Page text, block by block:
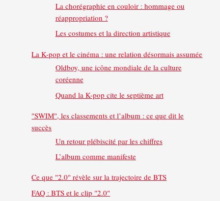
La chorégraphie en couloir : hommage ou
réappropriation ?
Les costumes et la direction artistique
La K-pop et le cinéma : une relation désormais assumée
Oldboy, une icône mondiale de la culture
coréenne
Quand la K-pop cite le septième art
"SWIM", les classements et l’album : ce que dit le
succès
Un retour plébiscité par les chiffres
L’album comme manifeste
Ce que "2.0" révèle sur la trajectoire de BTS
FAQ : BTS et le clip "2.0"